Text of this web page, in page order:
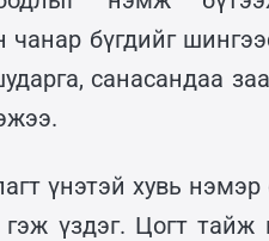
бүгдийг
санасандаа
үнэтэй хувь нэмэр
үздэг. Цогт тайж